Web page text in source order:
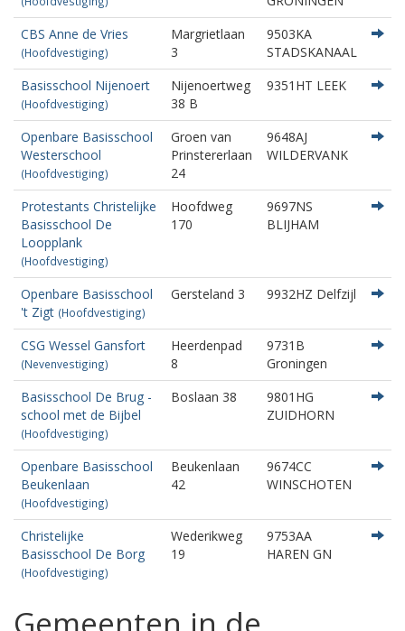
CBS Anne de Vries
(Hoofdvestiging)
Margrietlaan
3
9503KA
STADSKANAAL
Basisschool Nijenoert
(Hoofdvestiging)
Nijenoertweg
38 B
9351HT LEEK
Openbare Basisschool
Westerschool
(Hoofdvestiging)
Groen van
Prinstererlaan
24
9648AJ
WILDERVANK
Protestants Christelijke
Basisschool De
Loopplank
(Hoofdvestiging)
Hoofdweg
170
9697NS
BLIJHAM
Openbare Basisschool
't Zigt (Hoofdvestiging)
Gersteland 3 9932HZ Delfzijl
CSG Wessel Gansfort
(Nevenvestiging)
Heerdenpad
8
9731B
Groningen
Basisschool De Brug -
school met de Bijbel
(Hoofdvestiging)
Boslaan 38
9801HG
ZUIDHORN
Openbare Basisschool
Beukenlaan
(Hoofdvestiging)
Beukenlaan
42
9674CC
WINSCHOTEN
Christelijke
Basisschool De Borg
(Hoofdvestiging)
Wederikweg
19
9753AA
HAREN GN